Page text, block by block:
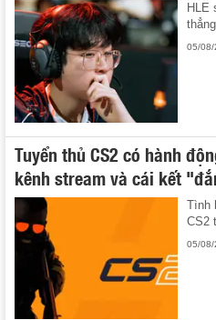
HLE
05/08/
Tuyển thủ CS2 có hành
kênh stream và cái kết
Tình
CS2
05/08/